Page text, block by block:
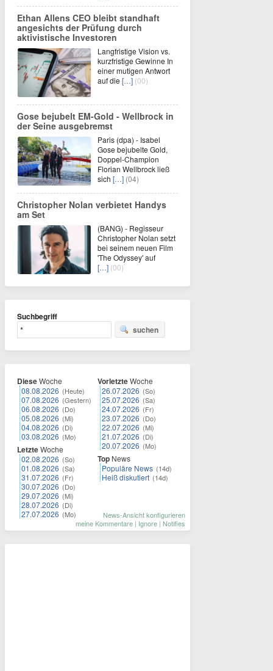
Ethan Allens CEO bleibt standhaft
angesichts der Prüfung durch
aktivistische Investoren
Langfristige Vision vs.
kurzfristige Gewinne In
einer mutigen Antwort
auf die […] (00)
Gose bejubelt EM-Gold - Wellbrock in
der Seine ausgebremst
Paris (dpa) - Isabel
Gose bejubelte Gold,
Doppel-Champion
Florian Wellbrock ließ
sich […] (04)
Christopher Nolan verbietet Handys
am Set
(BANG) - Regisseur
Christopher Nolan setzt
bei seinem neuen Film
'The Odyssey' auf
[…] (00)
Suchbegriff
suchen
DieseWoche
08.08.2026 (Heute)
07.08.2026 (Gestern)
06.08.2026 (Do)
05.08.2026 (Mi)
04.08.2026 (Di)
03.08.2026 (Mo)
LetzteWoche
02.08.2026 (So)
01.08.2026 (Sa)
31.07.2026 (Fr)
30.07.2026 (Do)
29.07.2026 (Mi)
28.07.2026 (Di)
27.07.2026 (Mo)
VorletzteWoche
26.07.2026 (So)
25.07.2026 (Sa)
24.07.2026 (Fr)
23.07.2026 (Do)
22.07.2026 (Mi)
21.07.2026 (Di)
20.07.2026 (Mo)
Top News
Populäre News (14d)
Heiß diskutiert (14d)
News-Ansicht konfigurieren
meine Kommentare | Ignore | Notifies